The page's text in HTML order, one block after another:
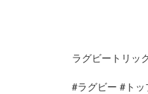
ラグビートリッ
#ラグビー #ト